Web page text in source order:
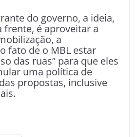
do governo, a ideia,
frente, é aproveitar a
a
fato de o MBL estar
das ruas” para que eles
uma política de
propostas, inclusive